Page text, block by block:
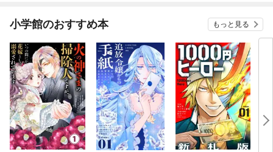
小学館のおすすめ本 もっと見る